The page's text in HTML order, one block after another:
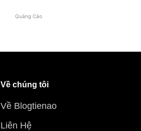
Quảng Cáo
Về chúng tôi
Về Blogtienao
Liên Hệ